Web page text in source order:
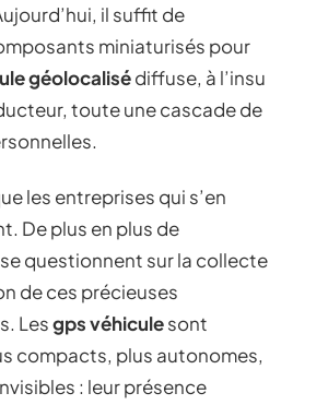
il suffit de
miniaturisés pour
géolocalisédiffuse, à l’insu
toute une cascade de
les entreprises qui s’en
De plus en plus de
questionnent sur la collecte
de ces précieuses
Lesgps véhiculesont
compacts, plus autonomes,
: leur présence